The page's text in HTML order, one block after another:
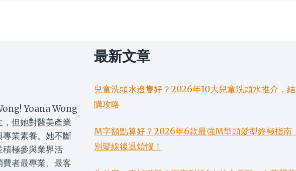
Yoana Wong
但她對醫美產業
業素養。她不斷
極參與業界活
者最專業、最客
最新文章
兒童洗頭水邊隻好？2026年10大兒童洗頭水推介，
購攻略
M字額點算好？2026年6款最強M型頭髮型終極指南
別髮線後退煩惱！